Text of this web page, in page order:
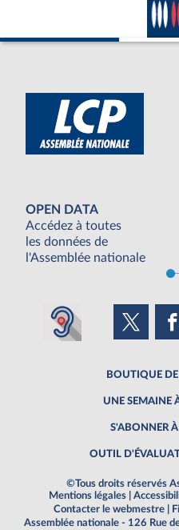
OPEN DATA
Accédez à toutes
les données de
l'Assemblée nationale
BOUTIQUE DE
UNE SEMAINE
S'ABONNER
OUTIL
©Tous droits réservés
Mentions légales
Contacter le webmestre
Assemblée nationale - 126 Rue